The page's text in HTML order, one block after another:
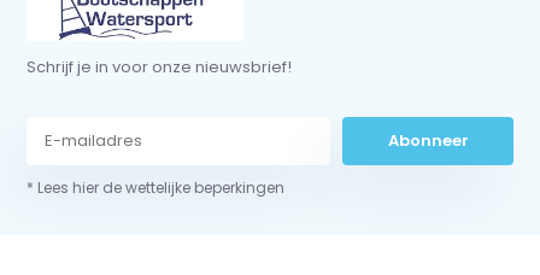
Schrijf je in voor onze nieuwsbrief!
Abonneer
* Lees hier de wettelijke beperkingen